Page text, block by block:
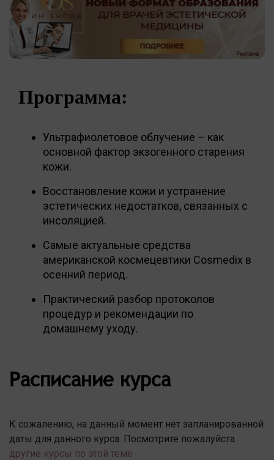
Программа:
Ультрафиолетовое облучение – как
основной фактор экзогенного старения
кожи.
Восстановление кожи и устранение
эстетических недостатков, связанных с
инсоляцией.
Самые актуальные средства
американской космецевтики Cosmedix в
осенний период.
Практический разбор протоколов
процедур и рекомендации по
домашнему уходу.
Расписание курса
К сожалению, на данный момент нет запланированной
даты для данного курса. Посмотрите пожалуйста
другие курсы по этой теме